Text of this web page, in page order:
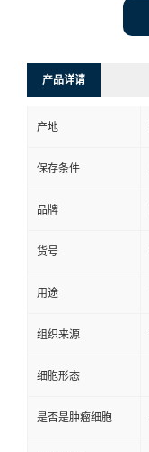
产品详请
产地
保存条件
品牌
货号
用途
组织来源
细胞形态
是否是肿瘤细胞